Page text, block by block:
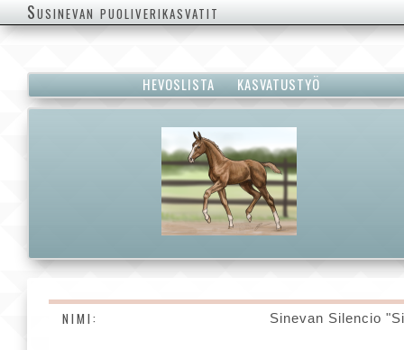
Susinevan puoliverikasvatit
HEVOSLISTA KASVATUSTYÖ
NIMI: Sinevan Silencio